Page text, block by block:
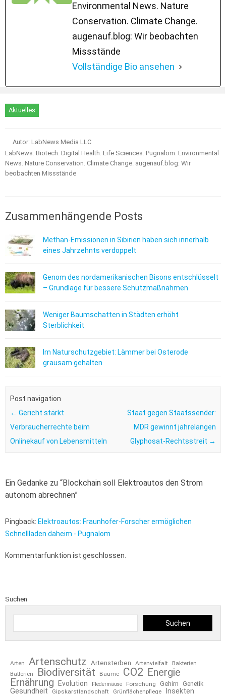
Environmental News. Nature
Conservation. Climate Change.
augenauf.blog: Wir beobachten
Missstände
Vollständige Bio ansehen
Aktuelles
Autor: LabNews Media LLC
LabNews: Biotech. Digital Health. Life Sciences. Pugnalom: Environmental
News. Nature Conservation. Climate Change. augenauf.blog: Wir
beobachten Missstände
Zusammenhängende Posts
Methan-Emissionen in Sibirien haben sich innerhalb
eines Jahrzehnts verdoppelt
Genom des nordamerikanischen Bisons entschlüsselt
– Grundlage für bessere Schutzmaßnahmen
Weniger Baumschatten in Städten erhöht
Sterblichkeit
Im Naturschutzgebiet: Lämmer bei Osterode
grausam gehalten
Post navigation
← Gericht stärkt
Verbraucherrechte beim
Onlinekauf von Lebensmitteln
Staat gegen Staatssender:
MDR gewinnt jahrelangen
Glyphosat-Rechtsstreit →
Ein Gedanke zu “Blockchain soll Elektroautos den Strom
autonom abrechnen”
Pingback: Elektroautos: Fraunhofer-Forscher ermöglichen
Schnellladen daheim - Pugnalom
Kommentarfunktion ist geschlossen.
Suchen
Suchen
Arten Artenschutz Artensterben Artenvielfalt
Bakterien
Batterien
Biodiversität Bäume CO2 Energie
Ernährung
Evolution Fledermäuse Forschung Gehirn Genetik
Gesundheit Gipskarstlandschaft Grünflächenpflege Insekten